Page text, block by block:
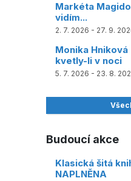
Markéta
vidím...
2. 7. 2026 - 27. 9.
Monika
kvetly-li v noci
5. 7. 2026 - 23. 8.
Budoucí akce
Klasická šitá
NAPLNĚNA